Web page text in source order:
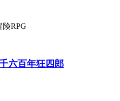
険RPG
六百年狂四郎